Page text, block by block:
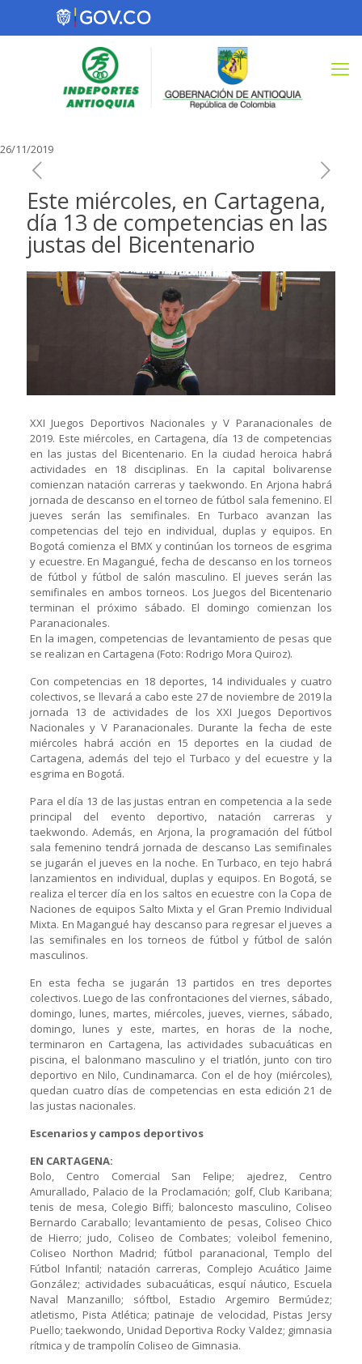
26/11/2019
Este miércoles, en Cartagena,
día 13 de competencias en las
justas del Bicentenario
XXI Juegos Deportivos Nacionales y V Paranacionales de
2019. Este miércoles, en Cartagena, día 13 de competencias
en las justas del Bicentenario. En la ciudad heroica habrá
actividades en 18 disciplinas. En la capital bolivarense
comienzan natación carreras y taekwondo. En Arjona habrá
jornada de descanso en el torneo de fútbol sala femenino. El
jueves serán las semifinales. En Turbaco avanzan las
competencias del tejo en individual, duplas y equipos. En
Bogotá comienza el BMX y continúan los torneos de esgrima
y ecuestre. En Magangué, fecha de descanso en los torneos
de fútbol y fútbol de salón masculino. El jueves serán las
semifinales en ambos torneos. Los Juegos del Bicentenario
terminan el próximo sábado. El domingo comienzan los
Paranacionales.
En la imagen, competencias de levantamiento de pesas que
se realizan en Cartagena (Foto: Rodrigo Mora Quiroz).
Con competencias en 18 deportes, 14 individuales y cuatro
colectivos, se llevará a cabo este 27 de noviembre de 2019 la
jornada 13 de actividades de los XXI Juegos Deportivos
Nacionales y V Paranacionales. Durante la fecha de este
miércoles habrá acción en 15 deportes en la ciudad de
Cartagena, además del tejo el Turbaco y del ecuestre y la
esgrima en Bogotá.
Para el día 13 de las justas entran en competencia a la sede
principal del evento deportivo, natación carreras y
taekwondo. Además, en Arjona, la programación del fútbol
sala femenino tendrá jornada de descanso Las semifinales
se jugarán el jueves en la noche. En Turbaco, en tejo habrá
lanzamientos en individual, duplas y equipos. En Bogotá, se
realiza el tercer día en los saltos en ecuestre con la Copa de
Naciones de equipos Salto Mixta y el Gran Premio Individual
Mixta. En Magangué hay descanso para regresar el jueves a
las semifinales en los torneos de fútbol y fútbol de salón
masculinos.
En esta fecha se jugarán 13 partidos en tres deportes
colectivos. Luego de las confrontaciones del viernes, sábado,
domingo, lunes, martes, miércoles, jueves, viernes, sábado,
domingo, lunes y este, martes, en horas de la noche,
terminaron en Cartagena, las actividades subacuáticas en
piscina, el balonmano masculino y el triatlón, junto con tiro
deportivo en Nilo, Cundinamarca. Con el de hoy (miércoles),
quedan cuatro días de competencias en esta edición 21 de
las justas nacionales.
Escenarios y campos deportivos
EN CARTAGENA:
Bolo, Centro Comercial San Felipe; ajedrez, Centro
Amurallado, Palacio de la Proclamación; golf, Club Karibana;
tenis de mesa, Colegio Biffi; baloncesto masculino, Coliseo
Bernardo Caraballo; levantamiento de pesas, Coliseo Chico
de Hierro; judo, Coliseo de Combates; voleibol femenino,
Coliseo Northon Madrid; fútbol paranacional, Templo del
Fútbol Infantil; natación carreras, Complejo Acuático Jaime
González; actividades subacuáticas, esquí náutico, Escuela
Naval Manzanillo; sóftbol, Estadio Argemiro Bermúdez;
atletismo, Pista Atlética; patinaje de velocidad, Pistas Jersy
Puello; taekwondo, Unidad Deportiva Rocky Valdez; gimnasia
rítmica y de trampolín Coliseo de Gimnasia.